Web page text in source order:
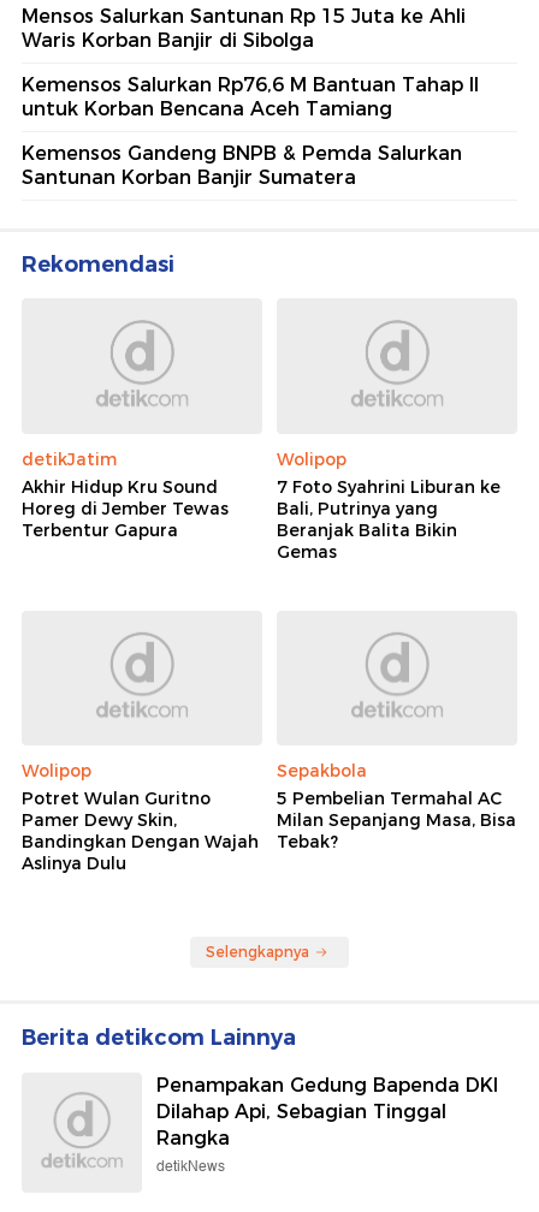
Mensos Salurkan Santunan Rp 15 Juta ke Ahli
Waris Korban Banjir di Sibolga
Kemensos Salurkan Rp76,6 M Bantuan Tahap II
untuk Korban Bencana Aceh Tamiang
Kemensos Gandeng BNPB & Pemda Salurkan
Santunan Korban Banjir Sumatera
Rekomendasi
detikJatim
Akhir Hidup Kru Sound
Horeg di Jember Tewas
Terbentur Gapura
Wolipop
7 Foto Syahrini Liburan ke
Bali, Putrinya yang
Beranjak Balita Bikin
Gemas
Wolipop
Potret Wulan Guritno
Pamer Dewy Skin,
Bandingkan Dengan Wajah
Aslinya Dulu
Sepakbola
5 Pembelian Termahal AC
Milan Sepanjang Masa, Bisa
Tebak?
Selengkapnya
Berita detikcom Lainnya
Penampakan Gedung Bapenda DKI
Dilahap Api, Sebagian Tinggal
Rangka
detikNews